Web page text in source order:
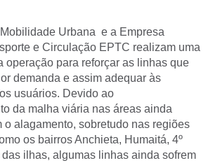
Urbana e a Empresa
e Circulação EPTC realizam uma
operação para reforçar as linhas que
demanda e assim adequar às
usuários. Devido ao
da malha viária nas áreas ainda
o alagamento, sobretudo nas regiões
os bairros Anchieta, Humaitá, 4º
ilhas, algumas linhas ainda sofrem